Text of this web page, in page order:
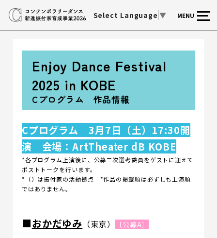
Select Language ▼ MENU
Enjoy Dance Festival
2025 in KOBE
Cプログラム 作品情報
Cプログラム 3月7日（土）17:30開
演 会場：ArtTheater dB KOBE
*各プログラム上演後に、公募二次選考委員をゲストに迎えて
ポストトークを行います。
*（）は振付家の活動拠点 *作品の掲載順は必ずしも上演順
ではありません。
■おかだゆみ （東京） 〔公募A〕